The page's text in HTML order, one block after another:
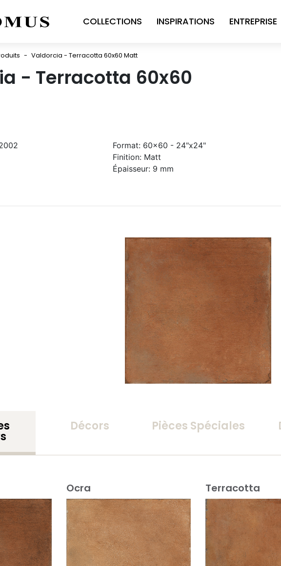
COLLECTIONS INSPIRATIONS ENTREPRISE
- Valdorcia - Terracotta 60x60 Matt
- Terracotta 60x60
Format: 60x60 - 24"x24"
Finition: Matt
Épaisseur: 9 mm
Décors Pièces Spéciales
Ocra Terracotta